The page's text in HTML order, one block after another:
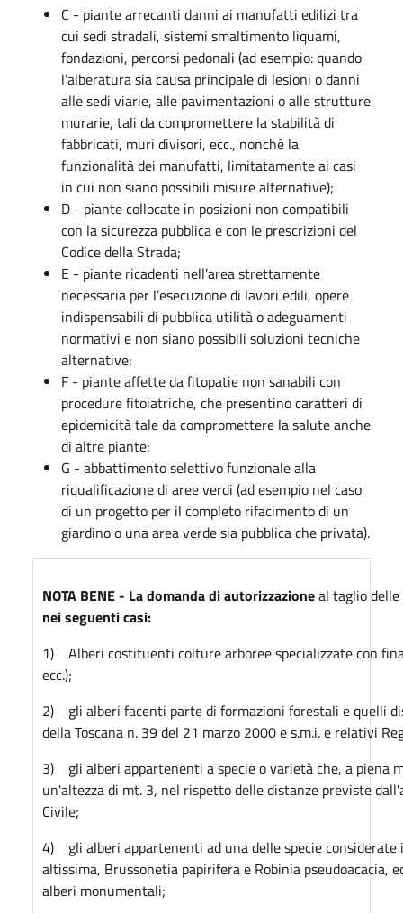
C - piante arrecanti danni ai manufatti edilizi tra
cui sedi stradali, sistemi smaltimento liquami,
fondazioni, percorsi pedonali (ad esempio: quando
l'alberatura sia causa principale di lesioni o danni
alle sedi viarie, alle pavimentazioni o alle strutture
murarie, tali da compromettere la stabilità di
fabbricati, muri divisori, ecc., nonché la
funzionalità dei manufatti, limitatamente ai casi
in cui non siano possibili misure alternative);
D - piante collocate in posizioni non compatibili
con la sicurezza pubblica e con le prescrizioni del
Codice della Strada;
E - piante ricadenti nell’area strettamente
necessaria per l’esecuzione di lavori edili, opere
indispensabili di pubblica utilità o adeguamenti
normativi e non siano possibili soluzioni tecniche
alternative;
F - piante affette da fitopatie non sanabili con
procedure fitoiatriche, che presentino caratteri di
epidemicità tale da compromettere la salute anche
di altre piante;
G - abbattimento selettivo funzionale alla
riqualificazione di aree verdi (ad esempio nel caso
di un progetto per il completo rifacimento di un
giardino o una area verde sia pubblica che privata).
NOTA BENE - La domanda di autorizzazioneal taglio
nei seguenti casi:
1) Alberi costituenti colture arboree specializzate con
ecc.);
2) gli alberi facenti parte di formazioni forestali e quelli
della Toscana n. 39 del 21 marzo 2000 e s.m.i. e relativi
3) gli alberi appartenenti a specie o varietà che, a piena
un'altezza di mt. 3, nel rispetto delle distanze previste
Civile;
4) gli alberi appartenenti ad una delle specie
altissima, Brussonetia papirifera e Robinia pseudoacacia,
alberi monumentali;